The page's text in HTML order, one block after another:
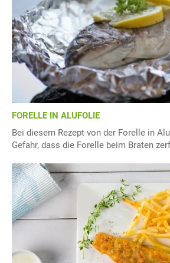
FORELLE IN ALUFOLIE
Bei diesem Rezept von der Forelle in
Gefahr, dass die Forelle beim Braten